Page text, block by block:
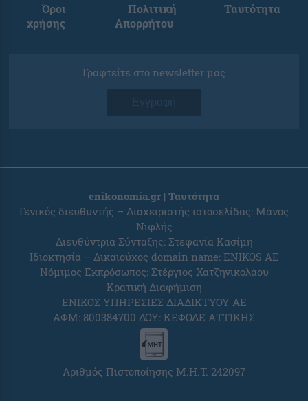
Όροι
χρήσης
Πολιτική
Απορρήτου
Ταυτότητα
Γραφτείτε στο newsletter μας
Εγγραφή
enikonomia.gr | Ταυτότητα
Γενικός διευθυντής – Διαχειριστής ιστοσελίδας: Μάνος
Νιφλής
Διευθύντρια Σύνταξης: Στεφανία Κασίμη
Ιδιοκτησία – Δικαιούχος domain name: ENIKOS AE
Νόμιμος Εκπρόσωπος: Στέργιος Χατζηνικολάου
Κρατική Διαφήμιση
ΕΝΙΚΟΣ ΥΠΗΡΕΣΙΕΣ ΔΙΑΔΙΚΤΥΟΥ ΑΕ
ΑΦΜ: 800384700 ΔΟΥ: ΚΕΦΟΔΕ ΑΤΤΙΚΗΣ
Αριθμός Πιστοποίησης Μ.Η.Τ. 242097